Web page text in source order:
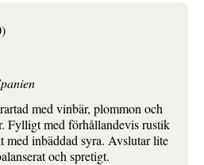
med vinbär, plommon och
Fylligt med förhållandevis rustik
med inbäddad syra. Avslutar lite
och spretigt.